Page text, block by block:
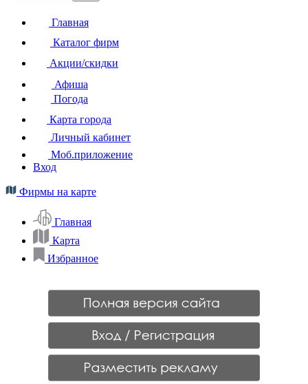
Главная
Каталог фирм
Акции/скидки
Афиша
Погода
Карта города
Личный кабинет
Моб.приложение
Вход
Фирмы на карте
Главная
Карта
Избранное